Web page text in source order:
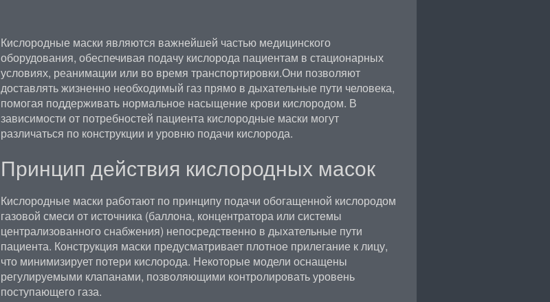
Кислородные маски являются важнейшей частью медицинского
оборудования, обеспечивая подачу кислорода пациентам в стационарных
условиях, реанимации или во время транспортировки.Они позволяют
доставлять жизненно необходимый газ прямо в дыхательные пути человека,
помогая поддерживать нормальное насыщение крови кислородом. В
зависимости от потребностей пациента кислородные маски могут
различаться по конструкции и уровню подачи кислорода.
Принцип действия кислородных масок
Кислородные маски работают по принципу подачи обогащенной кислородом
газовой смеси от источника (баллона, концентратора или системы
централизованного снабжения) непосредственно в дыхательные пути
пациента. Конструкция маски предусматривает плотное прилегание к лицу,
что минимизирует потери кислорода. Некоторые модели оснащены
регулируемыми клапанами, позволяющими контролировать уровень
поступающего газа.